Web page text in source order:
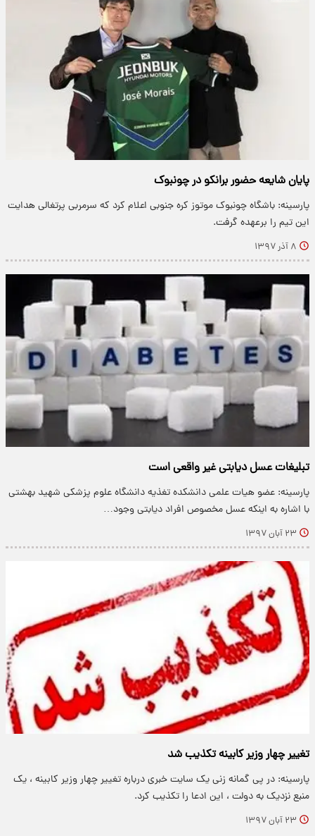
پایان شایعه حضور برانکو در چونبوک
پارسینه: باشگاه چونبوک موتوز کره جنوبی اعلام کرد که سرمربی پرتغالی هدایت
این تیم را برعهده گرفت.
۸ آذر ۱۳۹۷
تبلیغات عسل دیابتی غیر واقعی است
پارسینه: عضو هیات علمی دانشکده تغذیه دانشگاه علوم پزشکی شهید بهشتی
با اشاره به اینکه عسل مخصوص افراد دیابتی وجود…
۲۳ آبان ۱۳۹۷
تغییر چهار وزیر کابینه تکذیب شد
پارسینه: در پی گمانه زنی یک سایت خبری درباره تغییر چهار وزیر کابینه ، یک
منبع نزدیک به دولت ، این ادعا را تکذیب کرد.
۲۳ آبان ۱۳۹۷